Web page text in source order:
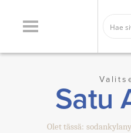
Satu
Olet tässä: